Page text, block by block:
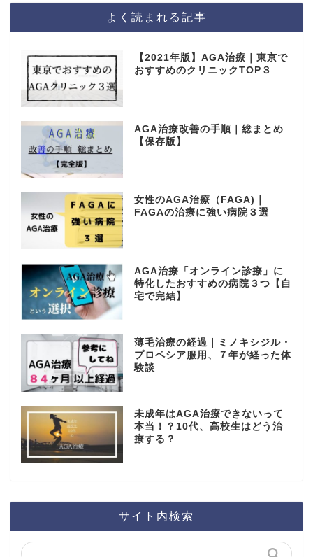
よく読まれる記事
【2021年版】AGA治療｜東京で
おすすめのクリニックTOP３
AGA治療改善の手順｜総まとめ
【保存版】
女性のAGA治療（FAGA)｜
FAGAの治療に強い病院３選
AGA治療「オンライン診療」に
特化したおすすめの病院３つ【自
宅で完結】
薄毛治療の経過｜ミノキシジル・
プロペシア服用、７年が経った体
験談
未成年はAGA治療できないって
本当！？10代、高校生はどう治
療する？
サイト内検索